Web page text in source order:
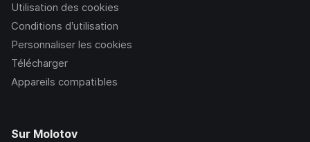
Utilisation des cookies
Conditions d’utilisation
Personnaliser les cookies
Télécharger
Appareils compatibles
Sur Molotov